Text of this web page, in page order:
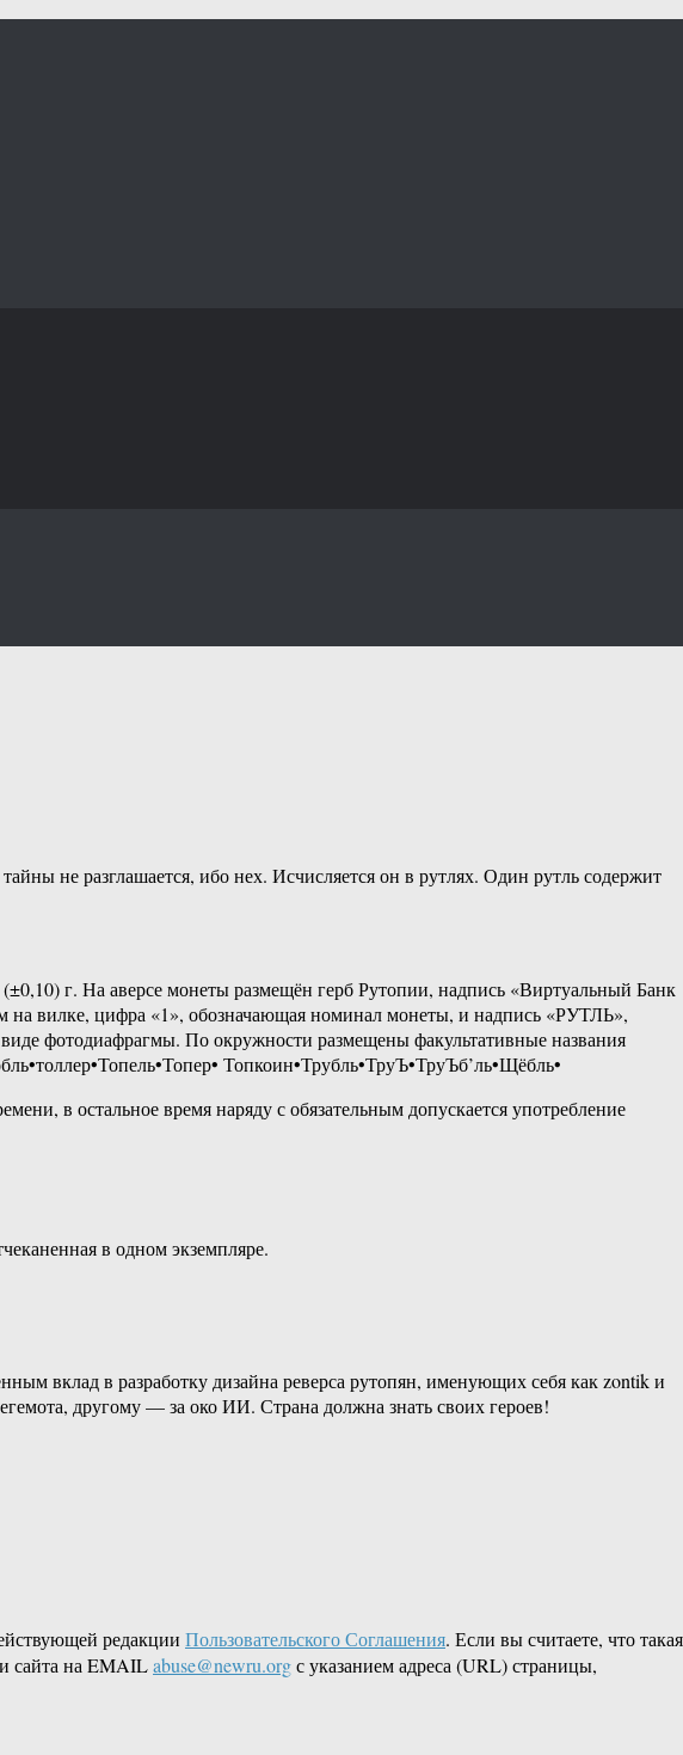
не разглашается, ибо нех. Исчисляется он в рутлях. Один рутль содержит
г. На аверсе монеты размещён герб Рутопии, надпись «Виртуальный Банк
на вилке, цифра «1», обозначающая номинал монеты, и надпись «РУТЛЬ»,
фотодиафрагмы. По окружности размещены факультативные названия
Топкоин•Трубль•ТруЪ•ТруЪб’ль•Щёбль•
в остальное время наряду с обязательным допускается употребление
в одном экземпляре.
вклад в разработку дизайна реверса рутопян, именующих себя как zontik и
другому — за око ИИ. Страна должна знать своих героев!
редакции Пользовательского Соглашения. Если вы считаете, что такая
сайта на EMAILabuse@newru.orgс указанием адреса (URL) страницы,